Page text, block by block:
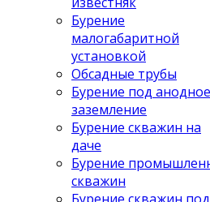
Бурение
малогабаритной
установкой
Обсадные трубы
Бурение под анодное
заземление
Бурение скважин на
даче
Бурение
скважин